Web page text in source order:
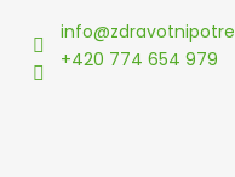
info@
+420 774 654 979